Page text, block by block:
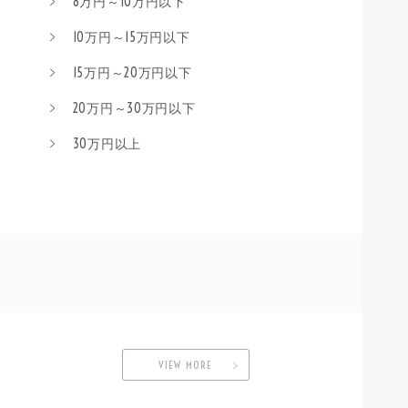
10万円～15万円以下
15万円～20万円以下
20万円～30万円以下
30万円以上
VIEW MORE